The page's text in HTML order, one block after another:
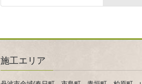
施工エリア